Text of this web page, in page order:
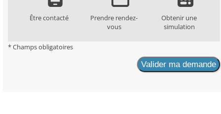
Être contacté
Prendre rendez-
vous
Obtenir une
simulation
* Champs obligatoires